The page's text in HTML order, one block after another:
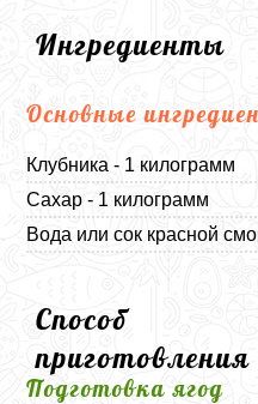
Ингредиенты
Основные
Клубника - 1 килограмм
Сахар - 1 килограмм
Вода или сок красной
Способ
приготовления
Подготовка ягод